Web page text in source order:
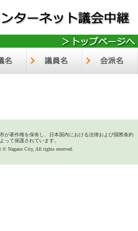
が著作権を保有し、日本国内における法律および国際条約
って保護されています。
© Nagano City, All rights reserved.